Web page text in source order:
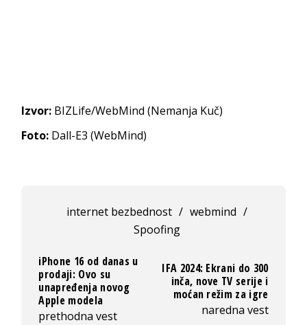
Izvor: BIZLife/WebMind (Nemanja Kuč)
Foto: Dall-E3 (WebMind)
internet bezbednost / webmind /
Spoofing
iPhone 16 od danas u
prodaji: Ovo su
unapređenja novog
Apple modela
prethodna vest
IFA 2024: Ekrani do 300
inča, nove TV serije i
moćan režim za igre
naredna vest